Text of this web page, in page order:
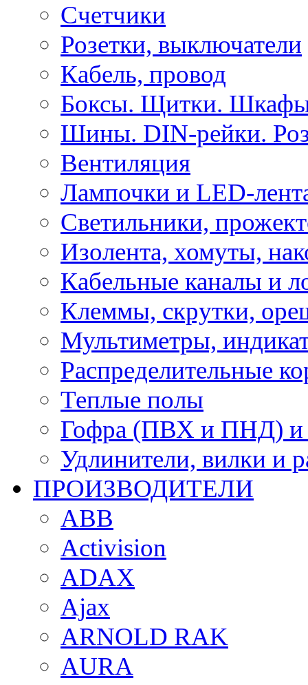
Счетчики
Розетки, выключатели
Кабель, провод
Боксы. Щитки.
Шины. DIN-рейки.
Вентиляция
Лампочки и LED-
Светильники,
Изолента, хомуты,
Кабельные каналы и
Клеммы, скрутки,
Мультиметры,
Распределительные
Теплые полы
Гофра (ПВХ и ПНД) и
Удлинители, вилки и
ПРОИЗВОДИТЕЛИ
ABB
Activision
ADAX
Ajax
ARNOLD RAK
AURA